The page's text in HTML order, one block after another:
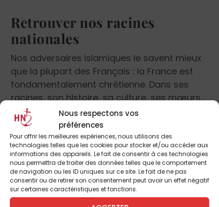
Nous respectons vos
préférences
Pour offrir les meilleures expériences, nous utilisons des
technologies telles que les cookies pour stocker et/ou accéder aux
informations des appareils. Le fait de consentir à ces technologies
nous permettra de traiter des données telles que le comportement
de navigation ou les ID uniques sur ce site. Le fait de ne pas
consentir ou de retirer son consentement peut avoir un effet négatif
sur certaines caractéristiques et fonctions.
Retrouver nos racines
nationales
Nos adversaires islamiques le savent mieux
que la plupart des Français : la France est
fondamentalement chrétienne. Dans ses
racines, son histoire, sa culture, ses mœurs…
Même lorsqu’elle s’oppose au christianisme,
elle rend un hommage indirect à ces
fondements chrétiens qu’elle veut renier
mais qu’elle rappelle ainsi sans cesse.
Quand Ernest Psichari, petit-fils de l’apostat
Renan, partit en mission en Afrique du Nord,
il découvrit cette réalité de l’identification